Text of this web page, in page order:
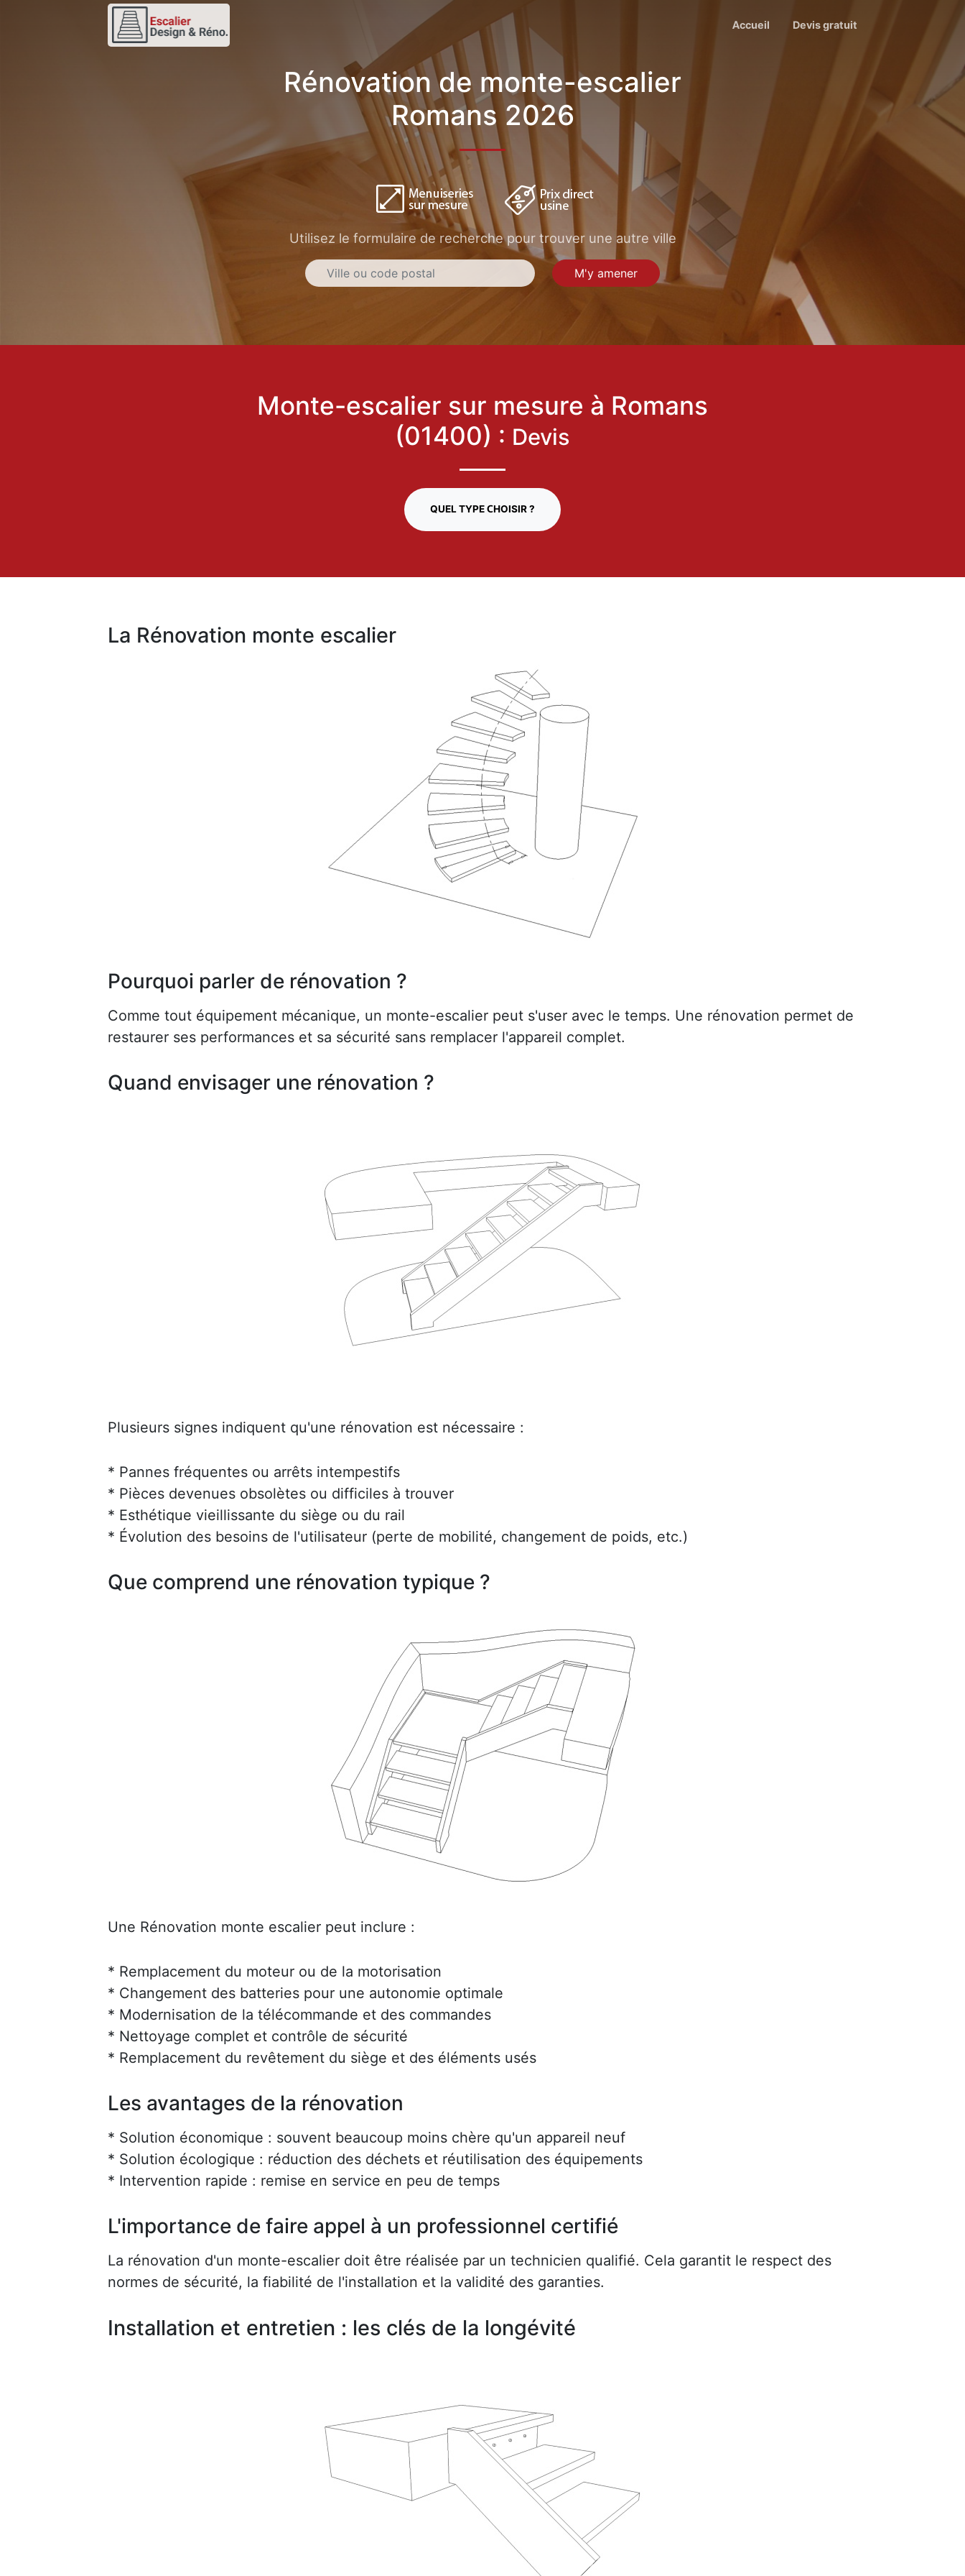
Accueil Devis gratuit
Rénovation de monte-escalier
Romans 2026
Utilisez le formulaire de recherche pour trouver une autre ville
M'y amener
Monte-escalier sur mesure à Romans
(01400) : Devis
QUEL TYPE CHOISIR ?
La Rénovation monte escalier
Pourquoi parler de rénovation ?
Comme tout équipement mécanique, un monte-escalier peut s'user avec le temps. Une rénovation permet de
restaurer ses performances et sa sécurité sans remplacer l'appareil complet.
Quand envisager une rénovation ?
Plusieurs signes indiquent qu'une rénovation est nécessaire :
* Pannes fréquentes ou arrêts intempestifs
* Pièces devenues obsolètes ou difficiles à trouver
* Esthétique vieillissante du siège ou du rail
* Évolution des besoins de l'utilisateur (perte de mobilité, changement de poids, etc.)
Que comprend une rénovation typique ?
Une Rénovation monte escalier peut inclure :
* Remplacement du moteur ou de la motorisation
* Changement des batteries pour une autonomie optimale
* Modernisation de la télécommande et des commandes
* Nettoyage complet et contrôle de sécurité
* Remplacement du revêtement du siège et des éléments usés
Les avantages de la rénovation
* Solution économique : souvent beaucoup moins chère qu'un appareil neuf
* Solution écologique : réduction des déchets et réutilisation des équipements
* Intervention rapide : remise en service en peu de temps
L'importance de faire appel à un professionnel certifié
La rénovation d'un monte-escalier doit être réalisée par un technicien qualifié. Cela garantit le respect des
normes de sécurité, la fiabilité de l'installation et la validité des garanties.
Installation et entretien : les clés de la longévité